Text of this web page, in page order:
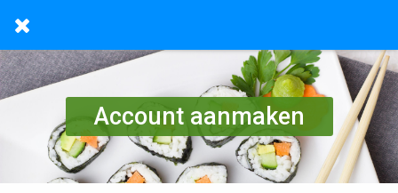
Account aanmaken